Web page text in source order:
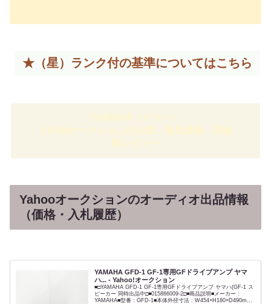
★（星）ランク付の基準についてはこちら
YAMAHA（ヤマハ）
その他オークションの人気・落札価格・評論
家レビュー
Yahooオークションのオーディオ出品情報
（価格・入札履歴）
YAMAHA GFD-1 GF-1専用GFドライブアンプ ヤマ
ハ... - Yahoo!オークション
■□YAMAHA GFD-1 GF-1専用GFドライブアンプ ヤマハ(GF-1 ス
ピーカー 同時出品中□■015866009-2□■商品説明■メーカー :
YAMAHA■型番 : GFD-1■本体外径寸法 : W454×H180×D490m...